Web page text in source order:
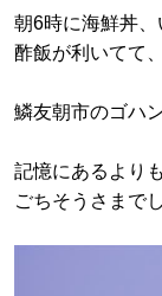
朝6時に海鮮丼、
酢飯が利いてて
鱗友朝市のゴハ
記憶にあるより
ごちそうさまで